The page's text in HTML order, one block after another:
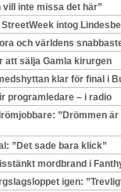
inte missa det här”
intog
och världens
att sälja Gamla kirurgen
klar för final i
programledare – i radio
”Drömmen
”Det sade bara klick”
mordbrand i
igen: